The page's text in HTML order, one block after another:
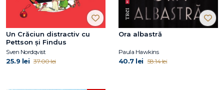
Un Crăciun distractiv cu
Pettson și Findus
Sven Nordqvist
25.9 lei 37.00 lei
Ora albastră
Paula Hawkins
40.7 lei 58.14 lei